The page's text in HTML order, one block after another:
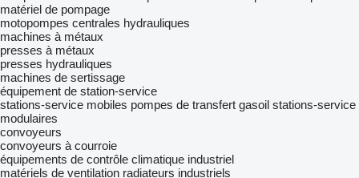
matériel de pompage
motopompes centrales hydrauliques
machines à métaux
presses à métaux
presses hydrauliques
machines de sertissage
équipement de station-service
stations-service mobiles pompes de transfert gasoil stations-service
modulaires
convoyeurs
convoyeurs à courroie
équipements de contrôle climatique industriel
matériels de ventilation radiateurs industriels